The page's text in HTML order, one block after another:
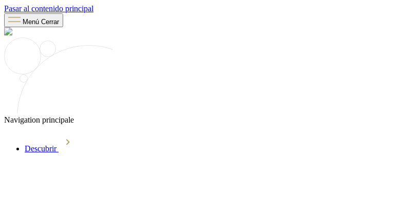
Pasar al contenido principal
Menú Cerrar
Navigation principale
Descubrir